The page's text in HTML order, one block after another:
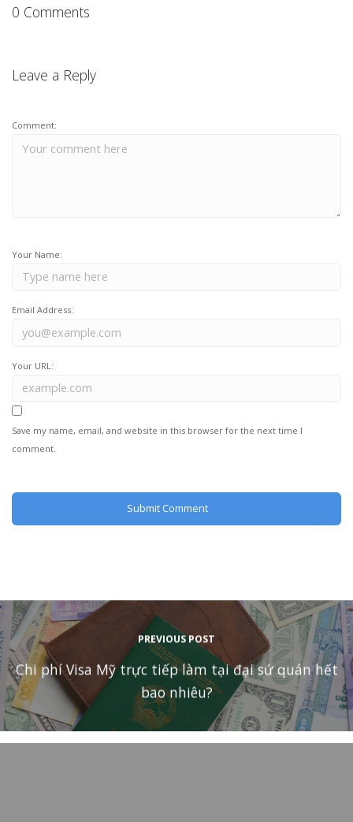
0 Comments
Leave a Reply
Comment:
Your Name:
Email Address:
Your URL:
Save my name, email, and website in this browser for the next time I
comment.
PREVIOUS POST
Chi phí Visa Mỹ trực tiếp làm tại đại sứ quán hết
bao nhiêu?